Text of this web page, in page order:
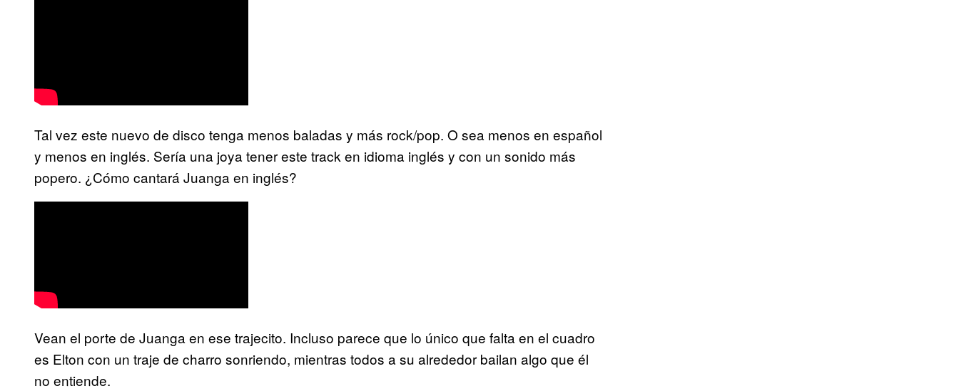
Tal vez este nuevo de disco tenga menos baladas y más rock/pop. O sea menos en español
y menos en inglés. Sería una joya tener este track en idioma inglés y con un sonido más
popero. ¿Cómo cantará Juanga en inglés?
Vean el porte de Juanga en ese trajecito. Incluso parece que lo único que falta en el cuadro
es Elton con un traje de charro sonriendo, mientras todos a su alrededor bailan algo que él
no entiende.